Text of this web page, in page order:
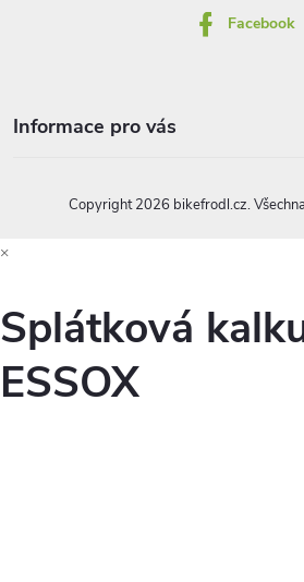
y
i
s
u
Facebook
Informace pro vás
Copyright 2026 bikefrodl.cz.
×
Splátková
ESSOX